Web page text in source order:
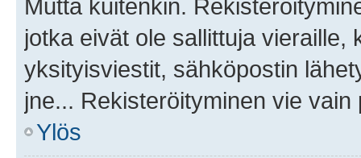
Mutta kuitenkin.
jotka eivät ole sallittuja vieraille,
yksityisviestit, sähköpostin
jne... Rekisteröityminen vie
Ylös